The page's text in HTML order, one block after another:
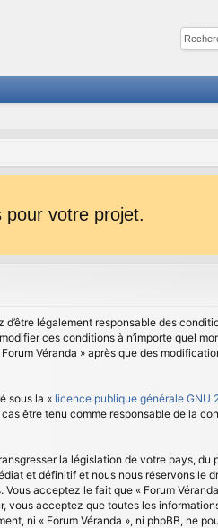
pour votre projet.
légalement responsable des
ces conditions à n’importe quel
Véranda » après que des
sous la « licence publique générale GNU
être tenu comme responsable de la
la législation de votre pays, du
et définitif et nous nous réservons le
acceptez le fait que « Forum
vous acceptez que toutes les
ni « Forum Véranda », ni phpBB, ne